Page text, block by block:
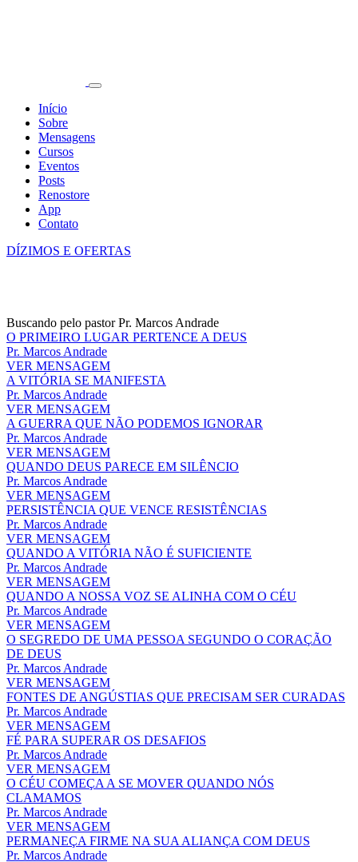
Início
Sobre
Mensagens
Cursos
Eventos
Posts
Renostore
App
Contato
DÍZIMOS E OFERTAS
Buscando pelo pastor Pr. Marcos Andrade
O PRIMEIRO LUGAR PERTENCE A DEUS
Pr. Marcos Andrade
VER MENSAGEM
A VITÓRIA SE MANIFESTA
Pr. Marcos Andrade
VER MENSAGEM
A GUERRA QUE NÃO PODEMOS IGNORAR
Pr. Marcos Andrade
VER MENSAGEM
QUANDO DEUS PARECE EM SILÊNCIO
Pr. Marcos Andrade
VER MENSAGEM
PERSISTÊNCIA QUE VENCE RESISTÊNCIAS
Pr. Marcos Andrade
VER MENSAGEM
QUANDO A VITÓRIA NÃO É SUFICIENTE
Pr. Marcos Andrade
VER MENSAGEM
QUANDO A NOSSA VOZ SE ALINHA COM O CÉU
Pr. Marcos Andrade
VER MENSAGEM
O SEGREDO DE UMA PESSOA SEGUNDO O CORAÇÃO
DE DEUS
Pr. Marcos Andrade
VER MENSAGEM
FONTES DE ANGÚSTIAS QUE PRECISAM SER CURADAS
Pr. Marcos Andrade
VER MENSAGEM
FÉ PARA SUPERAR OS DESAFIOS
Pr. Marcos Andrade
VER MENSAGEM
O CÉU COMEÇA A SE MOVER QUANDO NÓS
CLAMAMOS
Pr. Marcos Andrade
VER MENSAGEM
PERMANEÇA FIRME NA SUA ALIANÇA COM DEUS
Pr. Marcos Andrade